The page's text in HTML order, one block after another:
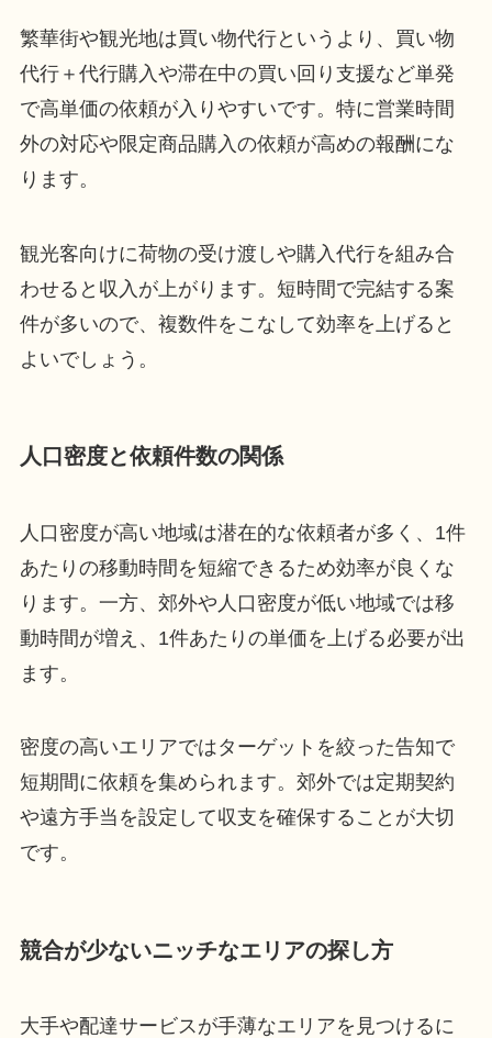
繁華街や観光地は買い物代行というより、買い物
代行＋代行購入や滞在中の買い回り支援など単発
で高単価の依頼が入りやすいです。特に営業時間
外の対応や限定商品購入の依頼が高めの報酬にな
ります。
観光客向けに荷物の受け渡しや購入代行を組み合
わせると収入が上がります。短時間で完結する案
件が多いので、複数件をこなして効率を上げると
よいでしょう。
人口密度と依頼件数の関係
人口密度が高い地域は潜在的な依頼者が多く、1件
あたりの移動時間を短縮できるため効率が良くな
ります。一方、郊外や人口密度が低い地域では移
動時間が増え、1件あたりの単価を上げる必要が出
ます。
密度の高いエリアではターゲットを絞った告知で
短期間に依頼を集められます。郊外では定期契約
や遠方手当を設定して収支を確保することが大切
です。
競合が少ないニッチなエリアの探し方
大手や配達サービスが手薄なエリアを見つけるに